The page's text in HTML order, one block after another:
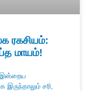
ரகசியம்:
மாயம்!
இன்றைய
சரி,